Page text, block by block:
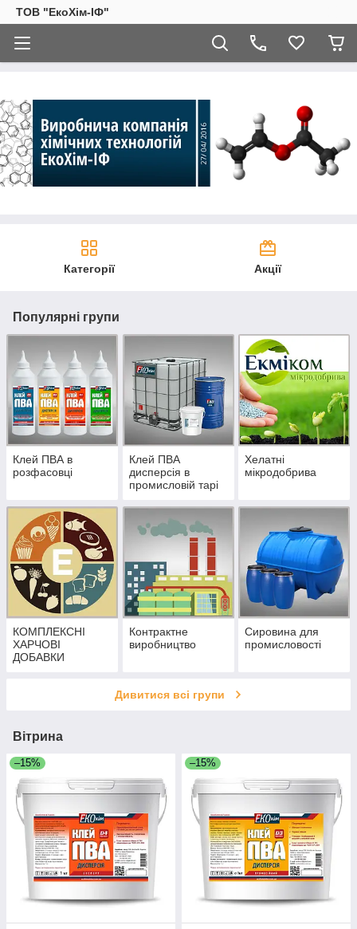
ТОВ "ЕкоХім-ІФ"
Категорії Акції
Популярні групи
Клей ПВА в
розфасовці
Клей ПВА
дисперсія в
промисловій тарі
Хелатні
мікродобрива
КОМПЛЕКСНІ
ХАРЧОВІ
ДОБАВКИ
Контрактне
виробництво
Сировина для
промисловості
Дивитися всі групи
Вітрина
–15% –15%